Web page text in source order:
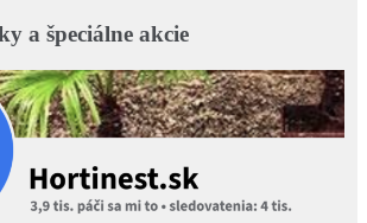
a špeciálne akcie